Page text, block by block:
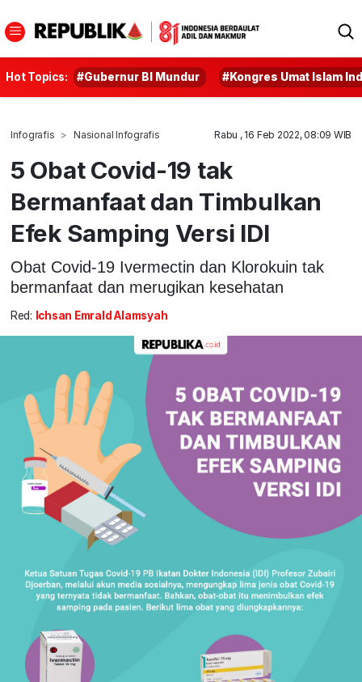
Hot Topics: #Gubernur BI Mundur #Kongres Umat Islam
Infografis Nasional Infografis Rabu , 16 Feb 2022, 08:09 WIB
5 Obat Covid-19 tak
Bermanfaat dan Timbulkan
Efek Samping Versi IDI
Obat Covid-19 Ivermectin dan Klorokuin tak
bermanfaat dan merugikan kesehatan
Red: Ichsan Emrald Alamsyah